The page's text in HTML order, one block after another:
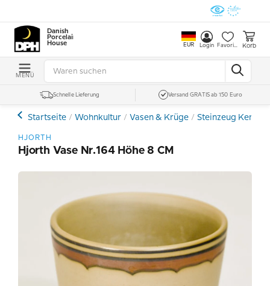
Danish
Porcelain
House
EUR Login Favoriten Korb
MENÜ
Schnelle Lieferung Versand GRATIS ab 150 Euro
Startseite Wohnkultur Vasen & Krüge Steinzeug
HJORTH
Hjorth Vase Nr.164 Höhe 8 CM